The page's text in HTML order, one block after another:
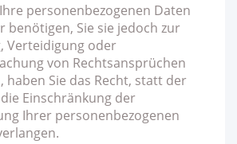
personenbezogenen Daten
benötigen, Sie sie jedoch zur
Verteidigung oder
von Rechtsansprüchen
haben Sie das Recht, statt der
Einschränkung der
Ihrer personenbezogenen